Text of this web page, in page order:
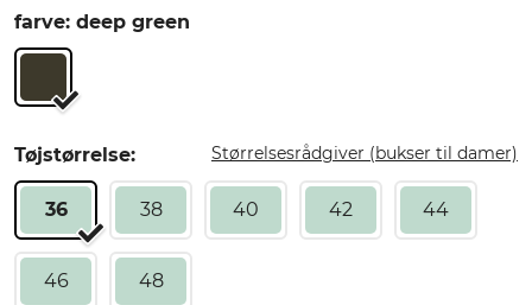
farve: deep green
Tøjstørrelse: Størrelsesrådgiver (bukser til damer)
36 38 40 42 44
46 48